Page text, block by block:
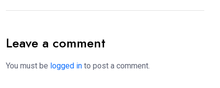
Leave a comment
You must be logged in to post a comment.